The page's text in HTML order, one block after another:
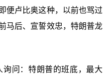
便卢比奥这种，以前也骂过
马后、宣誓效忠，特朗普龙
问：特朗普的班底，最大